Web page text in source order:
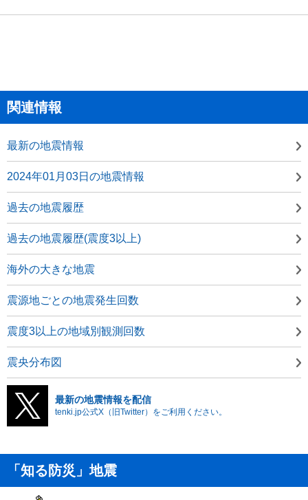
関連情報
最新の地震情報
2024年01月03日の地震情報
過去の地震履歴
過去の地震履歴(震度3以上)
海外の大きな地震
震源地ごとの地震発生回数
震度3以上の地域別観測回数
震央分布図
最新の地震情報を配信
tenki.jp公式X（旧Twitter）をご利用ください。
「知る防災」地震